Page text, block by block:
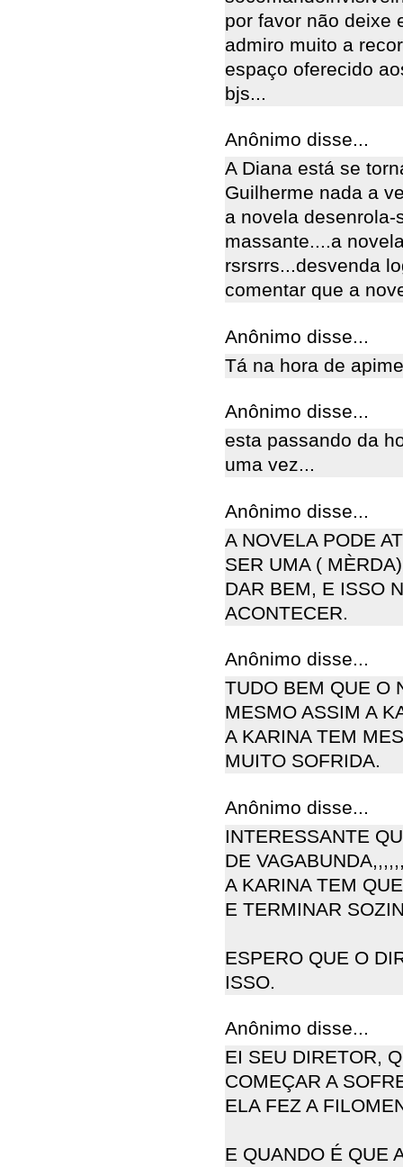
por favor não deixe
admiro muito a
espaço oferecido
bjs...
Anônimo disse...
A Diana está se
Guilherme nada a
a novela
massante....a
rsrsrrs...desvenda
comentar que a
Anônimo disse...
Tá na hora de
Anônimo disse...
esta passando da
uma vez...
Anônimo disse...
A NOVELA PODE
SER UMA (
DAR BEM, E ISSO
ACONTECER.
Anônimo disse...
TUDO BEM QUE O
MESMO ASSIM A
A KARINA TEM
MUITO SOFRIDA.
Anônimo disse...
INTERESSANTE
DE
A KARINA TEM
E TERMINAR
ESPERO QUE O
ISSO.
Anônimo disse...
EI SEU DIRETOR,
COMEÇAR A
ELA FEZ A
E QUANDO É QUE